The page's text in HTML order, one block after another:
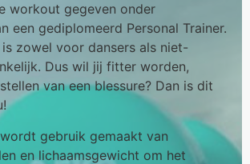
workout gegeven onder
een gediplomeerd Personal Trainer.
zowel voor dansers als niet-
Dus wil jij fitter worden,
van een blessure? Dan is dit
gebruik gemaakt van
en lichaamsgewicht om het